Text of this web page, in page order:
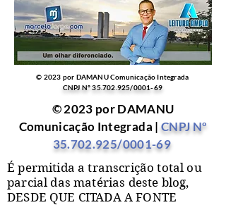
© 2023 por DAMANU Comunicação Integrada
CNPJ Nº35.702.925/0001-69
© 2023 por DAMANU
Comunicação Integrada | CNPJ Nº
35.702.925/0001-69
É permitida a transcrição total ou
parcial das matérias deste blog,
DESDE QUE CITADA A FONTE